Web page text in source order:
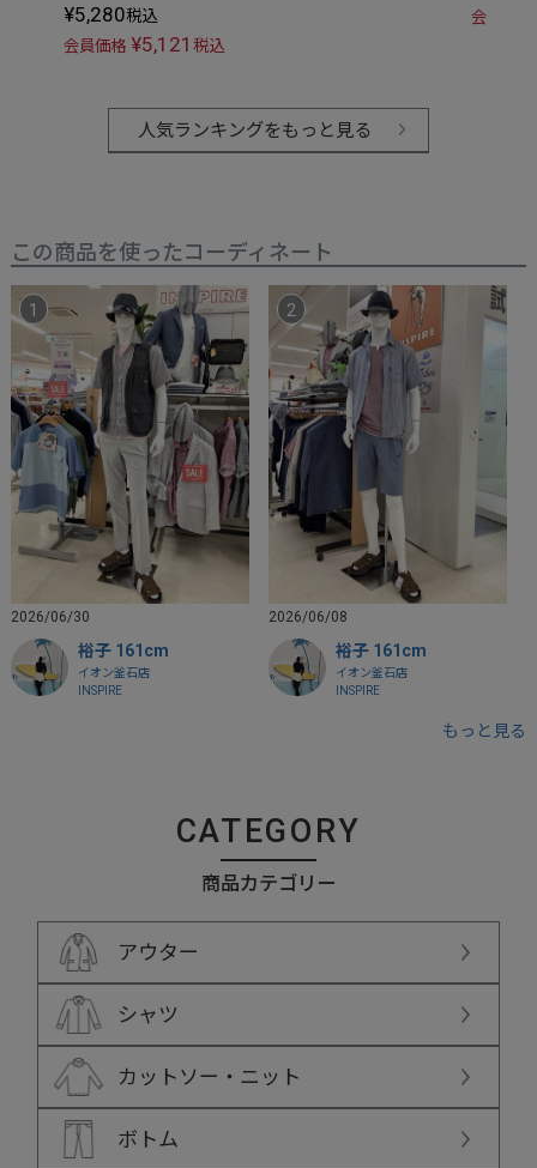
¥5,280税込
会員価格 ¥5,121 税込
会員価格
人気ランキングをもっと見る
この商品を使ったコーディネート
2026/06/30
裕子 161cm
イオン釜石店
INSPIRE
2026/06/08
裕子 161cm
イオン釜石店
INSPIRE
もっと見る
CATEGORY
商品カテゴリー
アウター
シャツ
カットソー・ニット
ボトム